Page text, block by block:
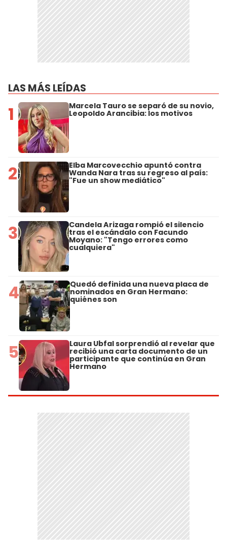
LAS MÁS LEÍDAS
1 Marcela Tauro se separó de su novio,
Leopoldo Arancibia: los motivos
2 Elba Marcovecchio apuntó contra
Wanda Nara tras su regreso al país:
"Fue un show mediático"
3 Candela Arizaga rompió el silencio
tras el escándalo con Facundo
Moyano: "Tengo errores como
cualquiera"
4 Quedó definida una nueva placa de
nominados en Gran Hermano:
quiénes son
5 Laura Ubfal sorprendió al revelar que
recibió una carta documento de un
participante que continúa en Gran
Hermano